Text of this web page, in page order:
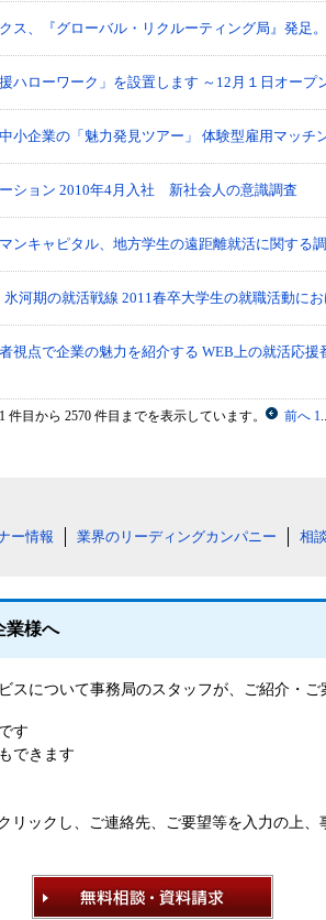
ス、『グローバル・リクルーティング局』発足
ハローワーク」を設置します ～12月１日オープ
小企業の「魅力発見ツアー」 体験型雇用マッチ
ション 2010年4月入社 新社会人の意識調査
ンキャピタル、地方学生の遠距離就活に関する
河期の就活戦線 2011春卒大学生の就職活動に
視点で企業の魅力を紹介する WEB上の就活応
件目から 2570 件目までを表示しています。 前へ 1
ー情報 業界のリーディングカンパニー 相
業様へ
スについて事務局のスタッフが、ご紹介・ご
す
できます
リックし、ご連絡先、ご要望等を入力の上、